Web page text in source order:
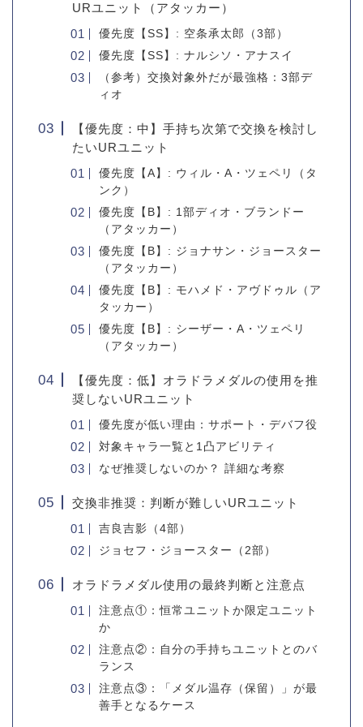
URユニット（アタッカー）
優先度【SS】: 空条承太郎（3部）
優先度【SS】: ナルシソ・アナスイ
（参考）交換対象外だが最強格：3部デ
ィオ
【優先度：中】手持ち次第で交換を検討し
たいURユニット
優先度【A】: ウィル・A・ツェペリ（タ
ンク）
優先度【B】: 1部ディオ・ブランドー
（アタッカー）
優先度【B】: ジョナサン・ジョースター
（アタッカー）
優先度【B】: モハメド・アヴドゥル（ア
タッカー）
優先度【B】: シーザー・A・ツェペリ
（アタッカー）
【優先度：低】オラドラメダルの使用を推
奨しないURユニット
優先度が低い理由：サポート・デバフ役
対象キャラ一覧と1凸アビリティ
なぜ推奨しないのか？ 詳細な考察
交換非推奨：判断が難しいURユニット
吉良吉影（4部）
ジョセフ・ジョースター（2部）
オラドラメダル使用の最終判断と注意点
注意点①：恒常ユニットか限定ユニット
か
注意点②：自分の手持ちユニットとのバ
ランス
注意点③：「メダル温存（保留）」が最
善手となるケース